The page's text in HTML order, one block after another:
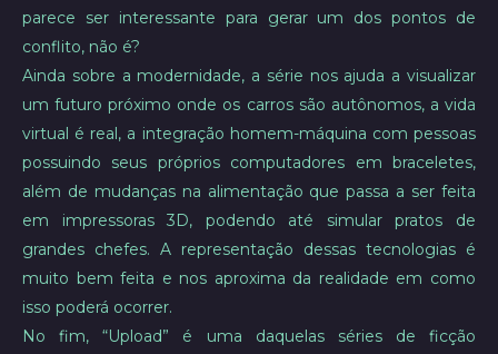
parece ser interessante para gerar um dos pontos de
conflito, não é?
Ainda sobre a modernidade, a série nos ajuda a visualizar
um futuro próximo onde os carros são autônomos, a vida
virtual é real, a integração homem-máquina com pessoas
possuindo seus próprios computadores em braceletes,
além de mudanças na alimentação que passa a ser feita
em impressoras 3D, podendo até simular pratos de
grandes chefes. A representação dessas tecnologias é
muito bem feita e nos aproxima da realidade em como
isso poderá ocorrer.
No fim, “Upload” é uma daquelas séries de ficção